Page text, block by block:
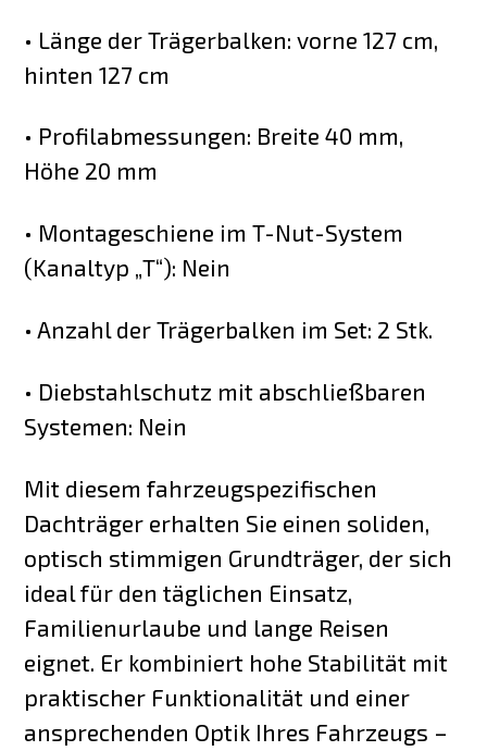
• Länge der Trägerbalken: vorne 127 cm,
hinten 127 cm
• Profilabmessungen: Breite 40 mm,
Höhe 20 mm
• Montageschiene im T-Nut-System
(Kanaltyp „T“): Nein
• Anzahl der Trägerbalken im Set: 2 Stk.
• Diebstahlschutz mit abschließbaren
Systemen: Nein
Mit diesem fahrzeugspezifischen
Dachträger erhalten Sie einen soliden,
optisch stimmigen Grundträger, der sich
ideal für den täglichen Einsatz,
Familienurlaube und lange Reisen
eignet. Er kombiniert hohe Stabilität mit
praktischer Funktionalität und einer
ansprechenden Optik Ihres Fahrzeugs –